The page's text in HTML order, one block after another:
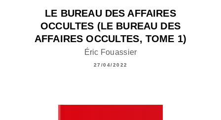
LE BUREAU DES AFFAIRES
OCCULTES (LE BUREAU DES
AFFAIRES OCCULTES, TOME 1)
Éric Fouassier
27/04/2022